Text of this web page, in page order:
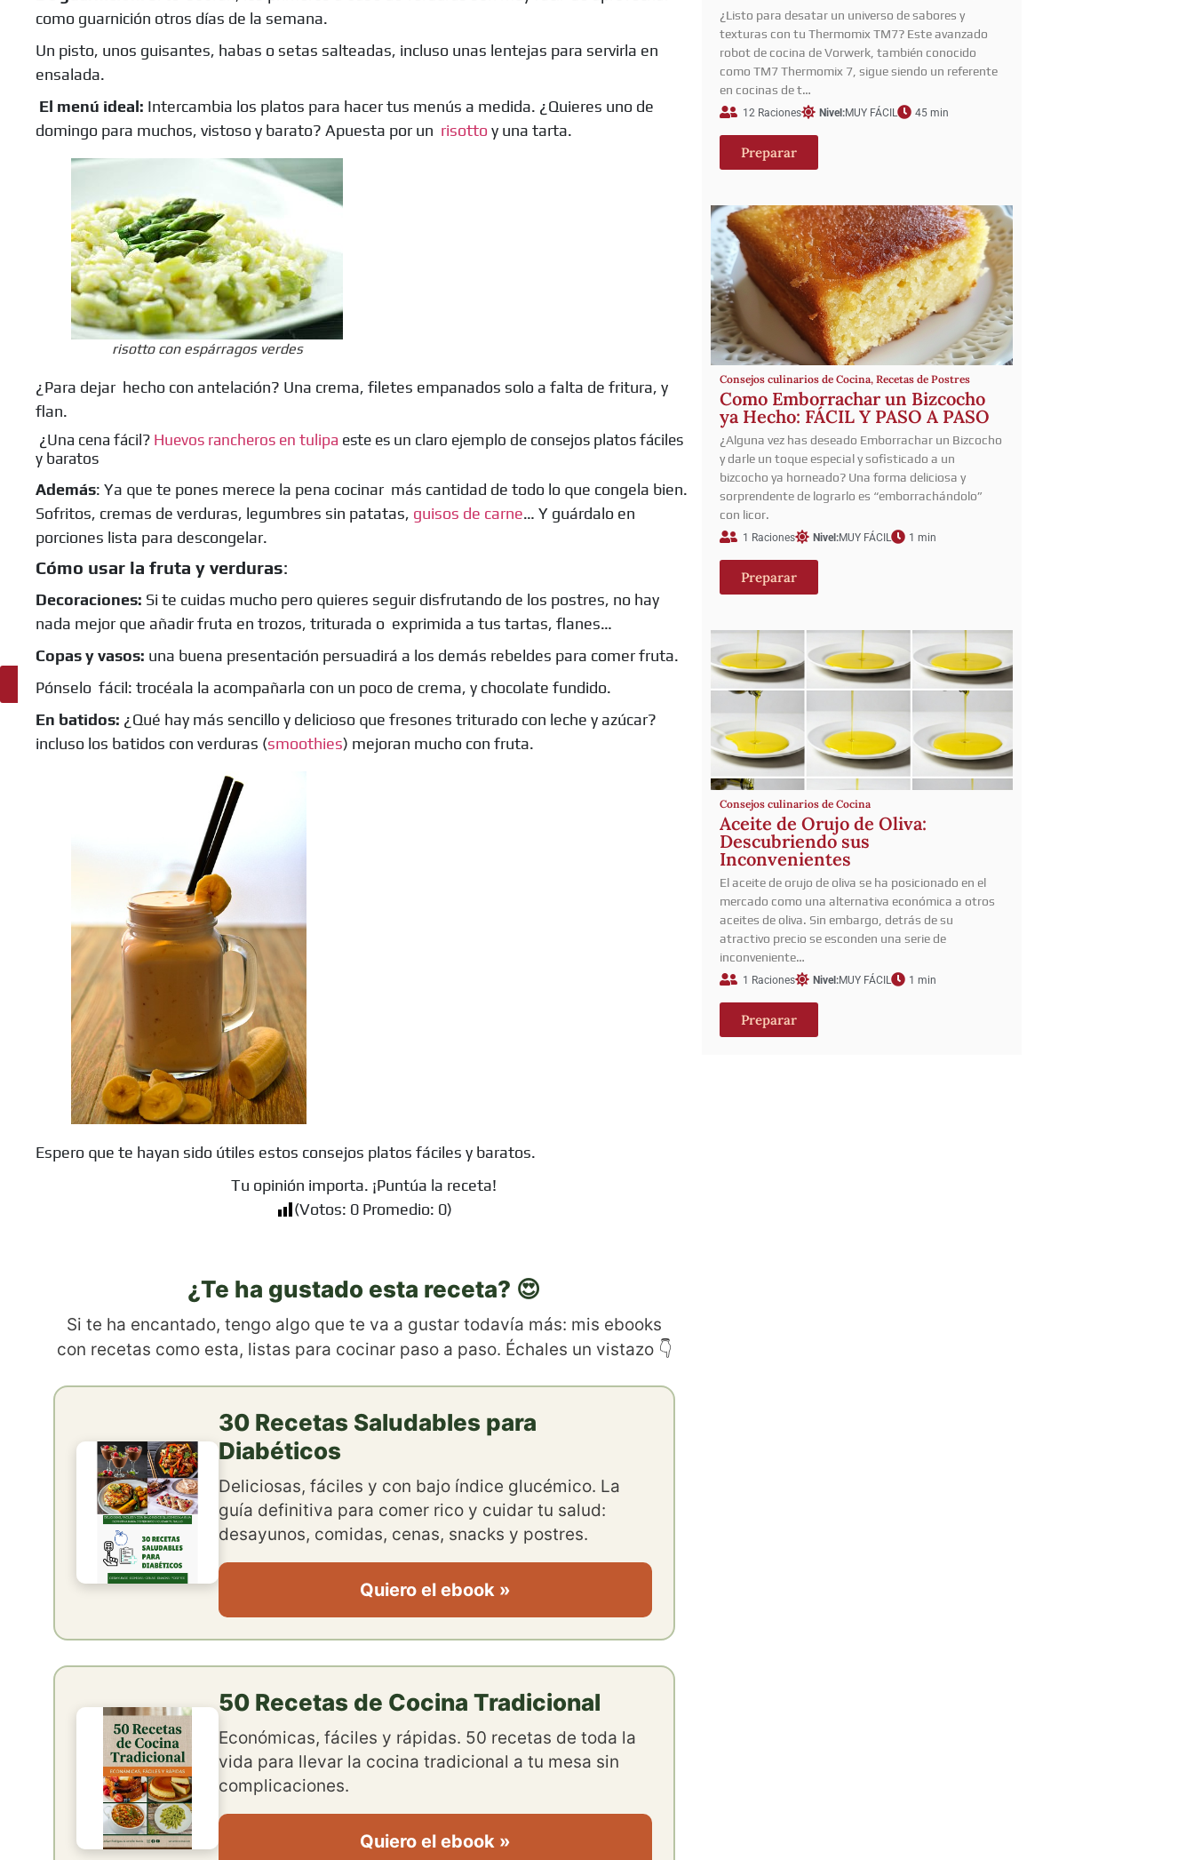
Ingredientes
como guarnición otros días de la semana.
Un pisto, unos guisantes, habas o setas salteadas, incluso unas lentejas para servirla en
ensalada.
El menú ideal: Intercambia los platos para hacer tus menús a medida. ¿Quieres uno de
domingo para muchos, vistoso y barato? Apuesta por un risotto y una tarta.
risotto con espárragos verdes
¿Para dejar hecho con antelación? Una crema, filetes empanados solo a falta de fritura, y
flan.
¿Una cena fácil? Huevos rancheros en tulipa este es un claro ejemplo de consejos platos fáciles
y baratos
Además: Ya que te pones merece la pena cocinar más cantidad de todo lo que congela bien.
Sofritos, cremas de verduras, legumbres sin patatas, guisos de carne… Y guárdalo en
porciones lista para descongelar.
Cómo usar la fruta y verduras:
Decoraciones: Si te cuidas mucho pero quieres seguir disfrutando de los postres, no hay
nada mejor que añadir fruta en trozos, triturada o exprimida a tus tartas, flanes…
Copas y vasos: una buena presentación persuadirá a los demás rebeldes para comer fruta.
Pónselo fácil: trocéala la acompañarla con un poco de crema, y chocolate fundido.
En batidos: ¿Qué hay más sencillo y delicioso que fresones triturado con leche y azúcar?
incluso los batidos con verduras (smoothies) mejoran mucho con fruta.
Espero que te hayan sido útiles estos consejos platos fáciles y baratos.
Tu opinión importa. ¡Puntúa la receta!
(Votos: 0Promedio: 0)
¿Te ha gustado esta receta? 😍
Si te ha encantado, tengo algo que te va a gustar todavía más: mis ebooks
con recetas como esta, listas para cocinar paso a paso. Échales un vistazo 👇
30 Recetas Saludables para
Diabéticos
Deliciosas, fáciles y con bajo índice glucémico. La
guía definitiva para comer rico y cuidar tu salud:
desayunos, comidas, cenas, snacks y postres.
Quiero el ebook »
50 Recetas de Cocina Tradicional
Económicas, fáciles y rápidas. 50 recetas de toda la
vida para llevar la cocina tradicional a tu mesa sin
complicaciones.
Quiero el ebook »
¿Listo para desatar un universo de sabores y
texturas con tu Thermomix TM7? Este avanzado
robot de cocina de Vorwerk, también conocido
como TM7 Thermomix 7, sigue siendo un referente
en cocinas de t…
12 Raciones Nivel:MUY FÁCIL 45 min
Preparar
Consejos culinarios de Cocina, Recetas de Postres
Como Emborrachar un Bizcocho
ya Hecho: FÁCIL Y PASO A PASO
¿Alguna vez has deseado Emborrachar un Bizcocho
y darle un toque especial y sofisticado a un
bizcocho ya horneado? Una forma deliciosa y
sorprendente de lograrlo es “emborrachándolo”
con licor.
1 Raciones Nivel:MUY FÁCIL 1 min
Preparar
Consejos culinarios de Cocina
Aceite de Orujo de Oliva:
Descubriendo sus
Inconvenientes
El aceite de orujo de oliva se ha posicionado en el
mercado como una alternativa económica a otros
aceites de oliva. Sin embargo, detrás de su
atractivo precio se esconden una serie de
inconveniente…
1 Raciones Nivel:MUY FÁCIL 1 min
Preparar